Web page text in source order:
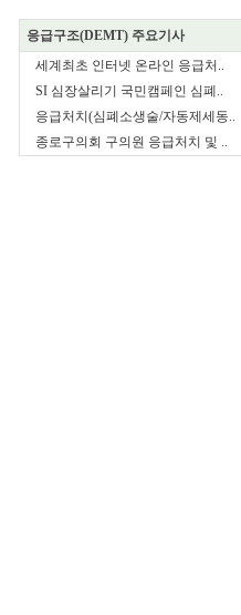
응급구조(DEMT) 주요기사
세계최초 인터넷 온라인 응급처..
SI 심장살리기 국민캠페인 심폐..
응급처치(심폐소생술/자동제세동..
종로구의회 구의원 응급처치 및 ..